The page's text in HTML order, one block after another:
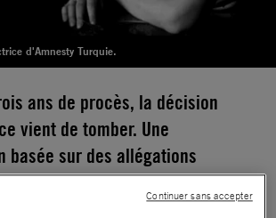
d'Amnesty Turquie.
ans de procès, la décision
vient de tomber. Une
basée sur des allégations
absurdes.
Continuer sans accepter